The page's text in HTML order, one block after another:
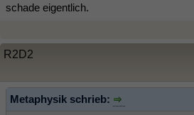
schade eigentlich.
R2D2
Metaphysik schrieb: